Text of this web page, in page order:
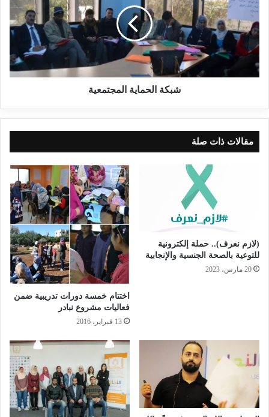
شبكة الحماية المجتمعية
مقالات ذات صلة
(لازم نعرف).. حملة إلكترونية
للتوعية بالصحة الجنسية والإنجابية
20 مارس، 2023
اختتام خمسة دورات تدريبية ضمن
فعاليات مشروع نبادر
13 فبراير، 2016